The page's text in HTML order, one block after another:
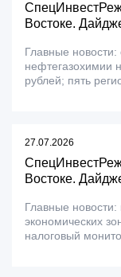
Востоке.
Главные
нефтегазохимии
рублей; пять
27.07.2026
Востоке.
Главные
экономических
налоговый